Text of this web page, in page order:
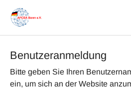
Benutzeranmeldung
Bitte geben Sie Ihren
ein, um sich an der Website